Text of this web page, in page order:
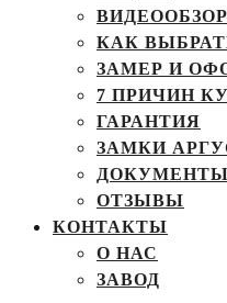
КАК
ЗАМЕР И
7 ПРИЧИН
ГАРАНТИЯ
ЗАМКИ
ОТЗЫВЫ
КОНТАКТЫ
О НАС
ЗАВОД